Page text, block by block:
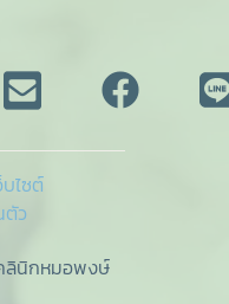
บไซต์
ตัว
ลินิกหมอพงษ์